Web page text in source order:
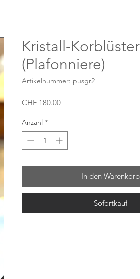
Kristall-Korblüster
(Plafonniere)
Artikelnummer: pusgr2
CHF 180.00Preis
Anzahl *
In den Warenkorb
Sofortkauf